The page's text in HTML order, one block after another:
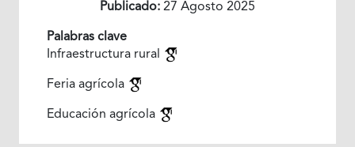
Publicado: 27 Agosto 2025
Palabras clave
Infraestructura rural
Feria agrícola
Educación agrícola